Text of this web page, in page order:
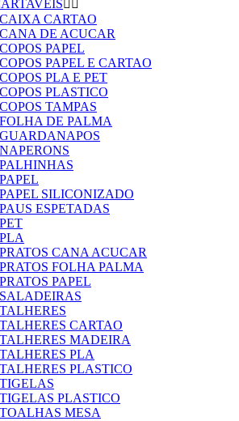
CAIXA CARTAO
CANA DE ACUCAR
COPOS PAPEL
COPOS PAPEL E CARTAO
COPOS PLA E PET
COPOS PLASTICO
COPOS TAMPAS
FOLHA DE PALMA
GUARDANAPOS
NAPERONS
PALHINHAS
PAPEL
PAPEL SILICONIZADO
PAUS ESPETADAS
PET
PLA
PRATOS CANA ACUCAR
PRATOS FOLHA PALMA
PRATOS PAPEL
SALADEIRAS
TALHERES
TALHERES CARTAO
TALHERES MADEIRA
TALHERES PLA
TALHERES PLASTICO
TIGELAS
TIGELAS PLASTICO
TOALHAS MESA